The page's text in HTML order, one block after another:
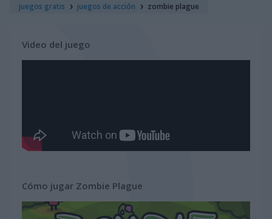
juegos gratis juegos de acción zombie plague
Video del juego
Cómo jugar Zombie Plague